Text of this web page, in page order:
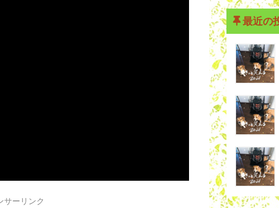
サーリンク
最近の